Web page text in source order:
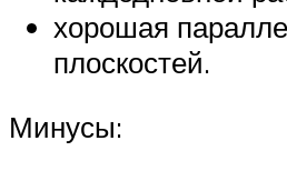
хорошая
плоскостей.
Минусы: